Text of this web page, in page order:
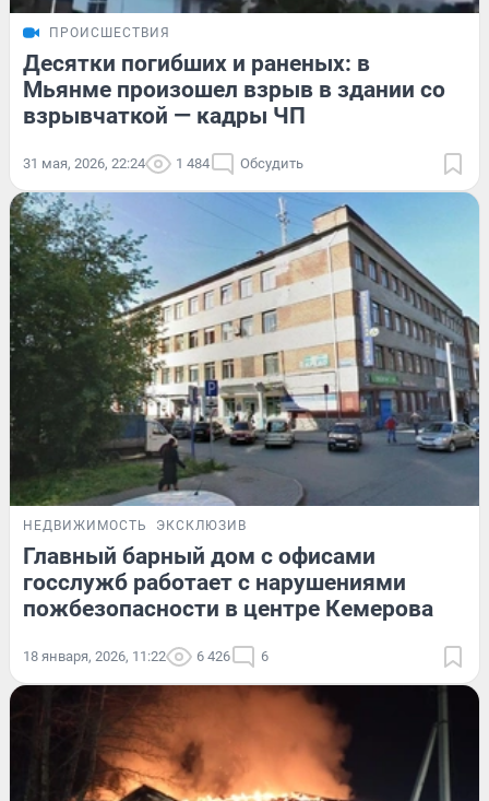
ПРОИСШЕСТВИЯ
Десятки погибших и раненых: в
Мьянме произошел взрыв в здании со
взрывчаткой — кадры ЧП
31 мая, 2026, 22:24 1 484 Обсудить
НЕДВИЖИМОСТЬ ЭКСКЛЮЗИВ
Главный барный дом с офисами
госслужб работает с нарушениями
пожбезопасности в центре Кемерова
18 января, 2026, 11:22 6 426 6